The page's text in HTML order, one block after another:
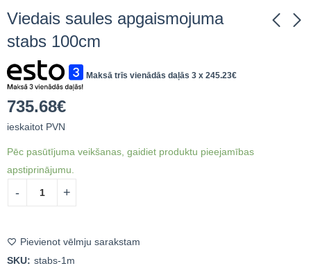
Viedais saules apgaismojuma
stabs 100cm
statīvsHDG skrūvpālis
Maksā trīs vienādās daļās 3 x 245.23€
735.68€
ieskaitot PVN
Pēc pasūtījuma veikšanas, gaidiet produktu pieejamības
apstiprinājumu.
Pievienot vēlmju sarakstam
SKU: stabs-1m